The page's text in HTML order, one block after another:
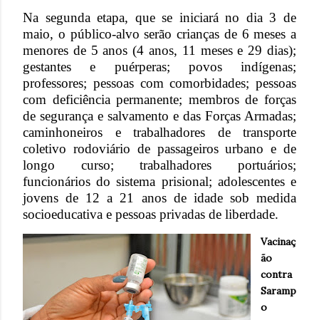
Na segunda etapa, que se iniciará no dia 3 de
maio, o público-alvo serão crianças de 6 meses a
menores de 5 anos (4 anos, 11 meses e 29 dias);
gestantes e puérperas; povos indígenas;
professores; pessoas com comorbidades; pessoas
com deficiência permanente; membros de forças
de segurança e salvamento e das Forças Armadas;
caminhoneiros e trabalhadores de transporte
coletivo rodoviário de passageiros urbano e de
longo curso; trabalhadores portuários;
funcionários do sistema prisional; adolescentes e
jovens de 12 a 21 anos de idade sob medida
socioeducativa e pessoas privadas de liberdade.
Vacinaç
ão
contra
Saramp
o